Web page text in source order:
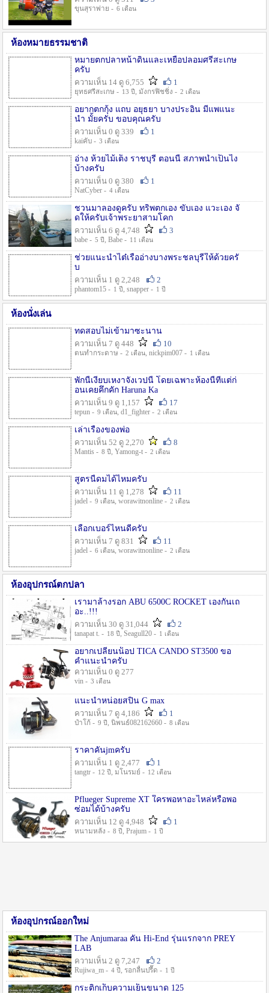
ขุนสุราพ่าย - 6 เดือน
ห้องหมายธรรมชาติ
หมายตกปลาหน้าดินและเหยื่อปลอมศรีสะเกษ
ครับ
ความเห็น 14 ดู 6,755
1
ยุทธศรีสะเกษ - 13 ปี , มังกรฟิชชิ่ง - 2 เดือน
อยากตกกุ้ง แถบ อยุธยา บางประอิน มีแพแนะ
นำ มั้ยครับ ขอบคุณครับ
ความเห็น 0 ดู 339
1
kaiคับ - 3 เดือน
อ่าง ห้วยไม้เต็ง ราชบุรี ตอนนี้ สภาพน้ำเป็นไง
บ้างครับ
ความเห็น 0 ดู 380
1
NatCyber - 4 เดือน
ชวนมาลองดูครับ ทริพตกเอง ขับเอง แวะเอง จั
ดให้ครับเจ้าพระยาสามโคก
ความเห็น 6 ดู 4,748
3
babe - 5 ปี , Babe - 11 เดือน
ช่วยแนะนำไต๋เรืออ่างบางพระชลบุรีให้ด้วยครั
บ
ความเห็น 1 ดู 2,248
2
phantom15 - 1 ปี , snapper - 1 ปี
ห้องนั่งเล่น
ทดสอบไม่เข้ามาซะนาน
ความเห็น 7 ดู 448
10
ตนทำกระดาษ - 2 เดือน, nickpim007 - 1 เดือน
พักนี้เงียบเหงาจังเวปนี้ โดยเฉพาะห้องนี้ที่แต่ก่
อนเคยคึกคัก Haruna Ka
ความเห็น 9 ดู 1,157
17
tepun - 9 เดือน, d1_fighter - 2 เดือน
เล่าเรื่องของพ่อ
ความเห็น 52 ดู 2,270
8
Mantis - 8 ปี , Yamong-t - 2 เดือน
สูตรนี้ดมได้ไหมครับ
ความเห็น 11 ดู 1,278
11
jadel - 9 เดือน, worawitnonline - 2 เดือน
เลือกเบอร์ไหนดีครับ
ความเห็น 7 ดู 831
11
jadel - 6 เดือน, worawitnonline - 2 เดือน
ห้องอุปกรณ์ตกปลา
เรามาล้างรอก ABU 6500C ROCKET เองกันเถ
อะ..!!!
ความเห็น 30 ดู 31,044
2
tanapat t. - 18 ปี , Seagull20 - 1 เดือน
อยากเปลี่ยนน็อป TICA CANDO ST3500 ขอ
คำแนะนำครับ
ความเห็น 0 ดู 277
vin - 3 เดือน
แนะนำหน่อยสปิน G max
ความเห็น 7 ดู 4,186
1
ป๋าโก้ - 9 ปี , นิพนธ์082162660 - 8 เดือน
ราคาคันjmครับ
ความเห็น 1 ดู 2,477
1
tangtr - 12 ปี , มโนรมย์ - 12 เดือน
Pflueger Supreme XT ใครพอหาอะไหล่หรือพอ
ซ่อมได้บ้างครับ
ความเห็น 12 ดู 4,948
1
หนามหลัง - 8 ปี , Prajum - 1 ปี
ห้องอุปกรณ์ออกใหม่
The Anjumaraa คัน Hi-End รุ่นแรกจาก PREY
LAB
ความเห็น 2 ดู 7,247
2
Rujiwa_m - 4 ปี , รอกลื่นปรื๊ด - 1 ปี
กระติกเก็บความเย็นขนาด 125